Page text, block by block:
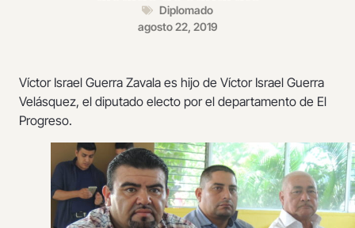
Diplomado
agosto 22, 2019
Víctor Israel Guerra Zavala es hijo de Víctor Israel Guerra
Velásquez, el diputado electo por el departamento de El
Progreso.